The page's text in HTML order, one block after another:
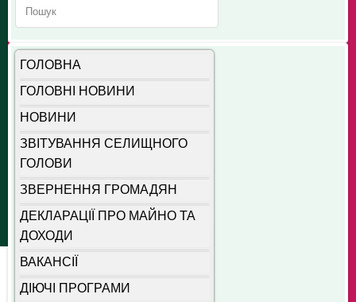
ГОЛОВНА
ГОЛОВНІ НОВИНИ
НОВИНИ
ЗВІТУВАННЯ СЕЛИЩНОГО
ГОЛОВИ
ЗВЕРНЕННЯ ГРОМАДЯН
ДЕКЛАРАЦІЇ ПРО МАЙНО ТА
ДОХОДИ
ВАКАНСІЇ
ДІЮЧІ ПРОГРАМИ